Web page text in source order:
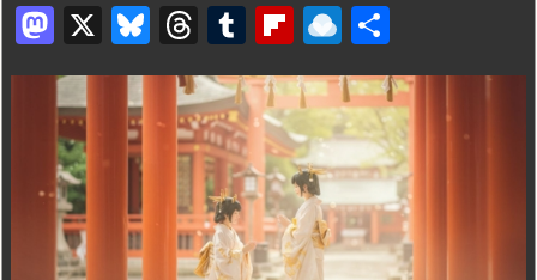
M
a
st
o
d
o
n
X
Bl
u
s
T
hr
e
a
d
s
T
u
m
bl
r
Fl
ip
b
o
ar
d
R
ai
n
dr
o
p.
io
有